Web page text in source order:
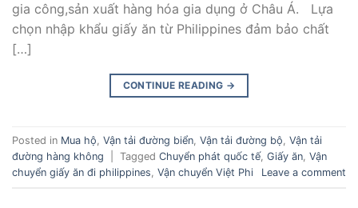
gia công,sản xuất hàng hóa gia dụng ở Châu Á. Lựa
chọn nhập khẩu giấy ăn từ Philippines đảm bảo chất
[…]
CONTINUE READING →
Posted in Mua hộ Vận tải đường biển Vận tải đường bộ Vận tải
đường hàng không
Tagged Chuyển phát quốc tế Giấy ăn Vận
chuyển giấy ăn đi philippines Vận chuyển Việt Phi Leave a comment